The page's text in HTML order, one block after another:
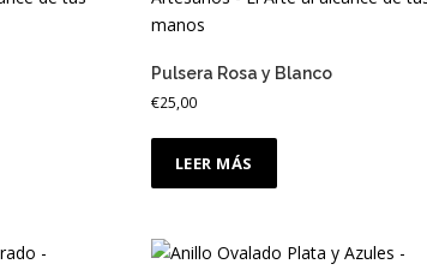
Pulsera Rosa y Blanco
€25,00
LEER MÁS